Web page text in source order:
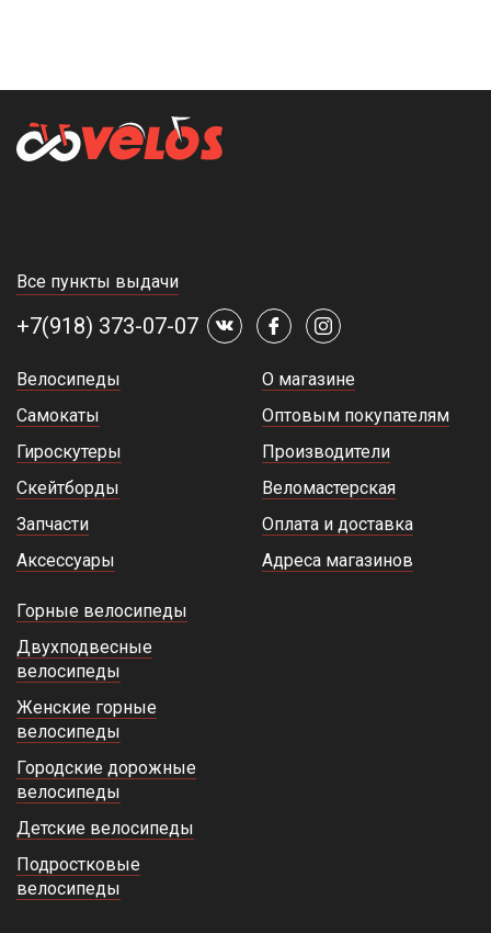
Все пункты выдачи
+7(918) 373-07-07
Велосипеды
Самокаты
Гироскутеры
Скейтборды
Запчасти
Аксессуары
О магазине
Оптовым покупателям
Производители
Веломастерская
Оплата и доставка
Адреса магазинов
Горные велосипеды
Двухподвесные
велосипеды
Женские горные
велосипеды
Городские дорожные
велосипеды
Детские велосипеды
Подростковые
велосипеды